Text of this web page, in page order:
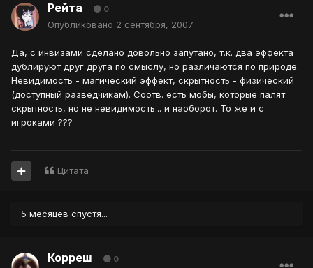
Рейта 0
Опубликовано 2 сентября, 2007
Да, с инвизами сделано довольно запутано, т.к. два эффекта
дублируют друг друга по смыслу, но различаются по природе.
Невидимость - магический эффект, скрытность - физический
(доступный разведчикам). Соотв. есть мобы, которые палят
скрытность, но не невидимость... и наоборот. То же и с
игроками ???
Цитата
5 месяцев спустя...
Корреш 0